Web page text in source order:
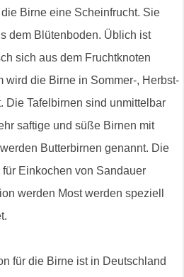
Birne eine Scheinfrucht. Sie
dem Blütenboden. Üblich ist
sich aus dem Fruchtknoten
wird die Birne in Sommer-, Herbst-
Die Tafelbirnen sind unmittelbar
saftige und süße Birnen mit
Butterbirnen genannt. Die
Einkochen von Sandauer
werden Most werden speziell
für die Birne ist in Deutschland